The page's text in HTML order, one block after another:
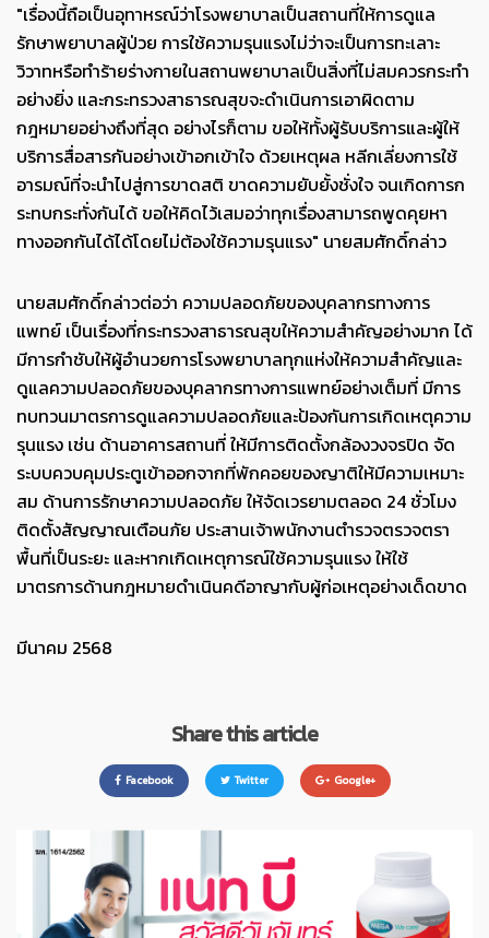
"เรื่องนี้ถือเป็นอุทาหรณ์ว่าโรงพยาบาลเป็นสถานที่ให้การดูแล
รักษาพยาบาลผู้ป่วย การใช้ความรุนแรงไม่ว่าจะเป็นการทะเลาะ
วิวาทหรือทำร้ายร่างกายในสถานพยาบาลเป็นสิ่งที่ไม่สมควรกระทำ
อย่างยิ่ง และกระทรวงสาธารณสุขจะดำเนินการเอาผิดตาม
กฎหมายอย่างถึงที่สุด อย่างไรก็ตาม ขอให้ทั้งผู้รับบริการและผู้ให้
บริการสื่อสารกันอย่างเข้าอกเข้าใจ ด้วยเหตุผล หลีกเลี่ยงการใช้
อารมณ์ที่จะนำไปสู่การขาดสติ ขาดความยับยั้งชั่งใจ จนเกิดการก
ระทบกระทั่งกันได้ ขอให้คิดไว้เสมอว่าทุกเรื่องสามารถพูดคุยหา
ทางออกกันได้ได้โดยไม่ต้องใช้ความรุนแรง" นายสมศักดิ์กล่าว
นายสมศักดิ์กล่าวต่อว่า ความปลอดภัยของบุคลากรทางการ
แพทย์ เป็นเรื่องที่กระทรวงสาธารณสุขให้ความสำคัญอย่างมาก ได้
มีการกำชับให้ผู้อำนวยการโรงพยาบาลทุกแห่งให้ความสำคัญและ
ดูแลความปลอดภัยของบุคลากรทางการแพทย์อย่างเต็มที่ มีการ
ทบทวนมาตรการดูแลความปลอดภัยและป้องกันการเกิดเหตุความ
รุนแรง เช่น ด้านอาคารสถานที่ ให้มีการติดตั้งกล้องวงจรปิด จัด
ระบบควบคุมประตูเข้าออกจากที่พักคอยของญาติให้มีความเหมาะ
สม ด้านการรักษาความปลอดภัย ให้จัดเวรยามตลอด 24 ชั่วโมง
ติดตั้งสัญญาณเตือนภัย ประสานเจ้าพนักงานตำรวจตรวจตรา
พื้นที่เป็นระยะ และหากเกิดเหตุการณ์ใช้ความรุนแรง ให้ใช้
มาตรการด้านกฎหมายดำเนินคดีอาญากับผู้ก่อเหตุอย่างเด็ดขาด
มีนาคม 2568
Share this article
Facebook Twitter Google+